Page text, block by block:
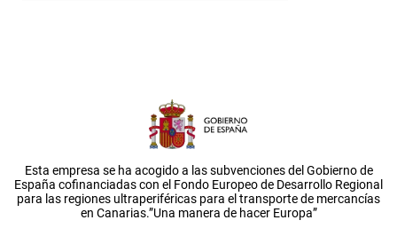
Esta empresa se ha acogido a las subvenciones del Gobierno de
España cofinanciadas con el Fondo Europeo de Desarrollo Regional
para las regiones ultraperiféricas para el transporte de mercancías
en Canarias.”Una manera de hacer Europa”